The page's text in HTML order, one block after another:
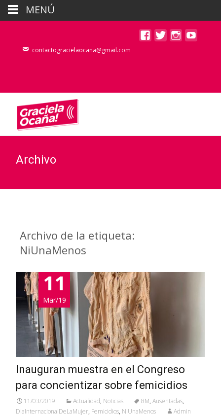
contactogracielaocana@gmail.com
Archivo
Archivo de la etiqueta:
NiUnaMenos
11
Mar/19
Inauguran muestra en el Congreso
para concientizar sobre femicidios
11/03/2019 Actualidad, Noticias 8M, Ausentadas,
DiaInternacionalDeLaMujer, Femicidios, NiUnaMenos Admin
MENÚ